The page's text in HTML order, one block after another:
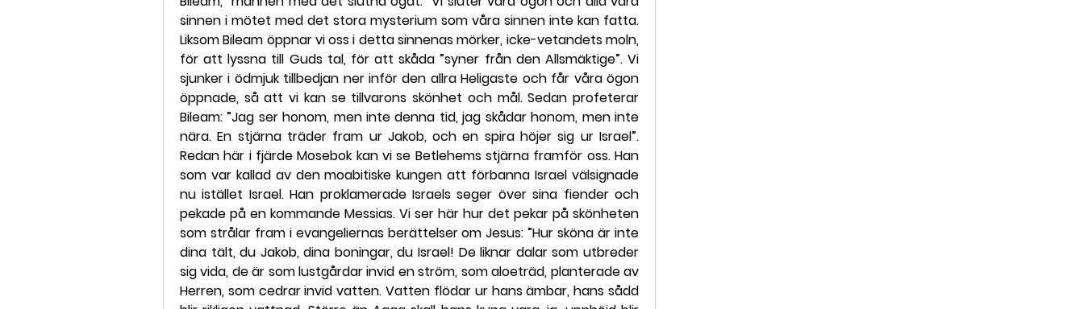
sinnen i mötet med det stora mysterium som våra sinnen inte kan fatta.
Liksom Bileam öppnar vi oss i detta sinnenas mörker, icke-vetandets moln,
för att lyssna till Guds tal, för att skåda ”syner från den Allsmäktige”. Vi
sjunker i ödmjuk tillbedjan ner inför den allra Heligaste och får våra ögon
öppnade, så att vi kan se tillvarons skönhet och mål. Sedan profeterar
Bileam: ”Jag ser honom, men inte denna tid, jag skådar honom, men inte
nära. En stjärna träder fram ur Jakob, och en spira höjer sig ur Israel”.
Redan här i fjärde Mosebok kan vi se Betlehems stjärna framför oss. Han
som var kallad av den moabitiske kungen att förbanna Israel välsignade
nu istället Israel. Han proklamerade Israels seger över sina fiender och
pekade på en kommande Messias. Vi ser här hur det pekar på skönheten
som strålar fram i evangeliernas berättelser om Jesus: ”Hur sköna är inte
dina tält, du Jakob, dina boningar, du Israel! De liknar dalar som utbreder
sig vida, de är som lustgårdar invid en ström, som aloeträd, planterade av
Herren, som cedrar invid vatten. Vatten flödar ur hans ämbar, hans sådd